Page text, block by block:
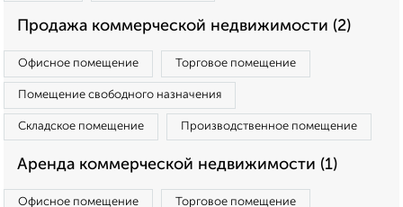
Продажа коммерческой недвижимости (2)
Офисное помещение Торговое помещение
Помещение свободного назначения
Складское помещение Производственное помещение
Аренда коммерческой недвижимости (1)
Офисное помещение Торговое помещение